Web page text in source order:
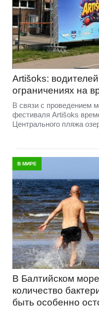
Artišoks:
ограничениях на
В связи с проведением
фестиваля Artišoks
Центрального пляжа
В МИРЕ
В Балтийском
количество
быть особенно